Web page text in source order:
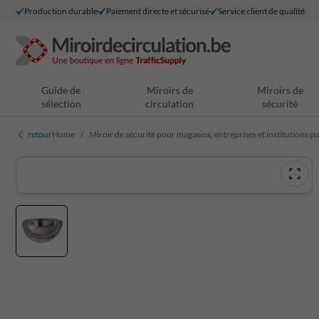
Production durable Paiement directe et sécurisé Service client de qualité
Guide de
sélection
Miroirs de
circulation
Miroirs de
sécurité
retourHome Miroir de sécurité pour magasins, entreprises et institutions